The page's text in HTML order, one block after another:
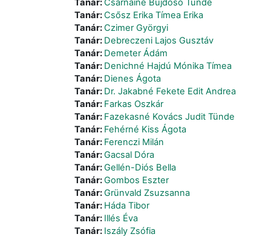
Tanár:Csarnainé Bujdosó Tünde
Tanár:Csősz Erika Tímea Erika
Tanár:Czimer Györgyi
Tanár: Debreczeni Lajos Gusztáv
Tanár: Demeter Ádám
Tanár: Denichné Hajdú Mónika Tímea
Tanár: Dienes Ágota
Tanár: Dr. Jakabné Fekete Edit Andrea
Tanár: Farkas Oszkár
Tanár: Fazekasné Kovács Judit Tünde
Tanár: Fehérné Kiss Ágota
Tanár: Ferenczi Milán
Tanár:Gacsal Dóra
Tanár:Gellén-Diós Bella
Tanár:Gombos Eszter
Tanár:Grünvald Zsuzsanna
Tanár: Háda Tibor
Tanár: Illés Éva
Tanár: Iszály Zsófia